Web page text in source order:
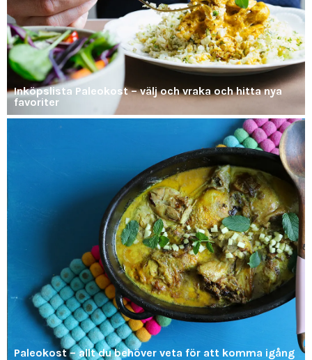
Inköpslista Paleokost – välj och vraka och hitta nya
favoriter
Paleokost – allt du behöver veta för att komma igång